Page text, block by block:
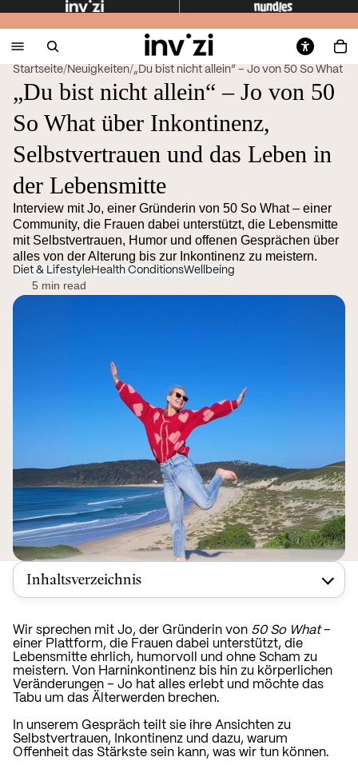
Startseite/Neuigkeiten/„Du bist nicht allein“ – Jo von 50 So What
„Du bist nicht allein“ – Jo von 50
So What über Inkontinenz,
Selbstvertrauen und das Leben in
der Lebensmitte
Interview mit Jo, einer Gründerin von 50 So What – einer
Community, die Frauen dabei unterstützt, die Lebensmitte
mit Selbstvertrauen, Humor und offenen Gesprächen über
alles von der Alterung bis zur Inkontinenz zu meistern.
Diet & LifestyleHealth ConditionsWellbeing
5 min read
Inhaltsverzeichnis
Wir sprechen mit Jo, der Gründerin von 50 So What–
einer Plattform, die Frauen dabei unterstützt, die
Lebensmitte ehrlich, humorvoll und ohne Scham zu
meistern. Von Harninkontinenz bis hin zu körperlichen
Veränderungen – Jo hat alles erlebt und möchte das
Tabu um das Älterwerden brechen.
In unserem Gespräch teilt sie ihre Ansichten zu
Selbstvertrauen, Inkontinenz und dazu, warum
Offenheit das Stärkste sein kann, was wir tun können.